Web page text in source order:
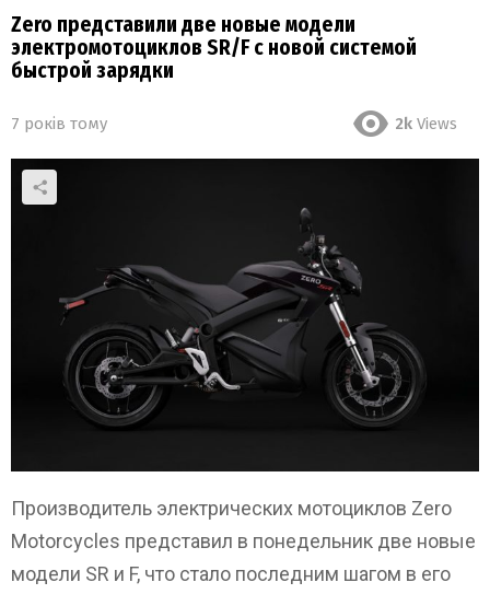
Zero представили две новые модели
электромотоциклов SR/F с новой системой
быстрой зарядки
7 років тому 2k Views
Производитель электрических мотоциклов Zero
Motorcycles представил в понедельник две новые
модели SR и F, что стало последним шагом в его